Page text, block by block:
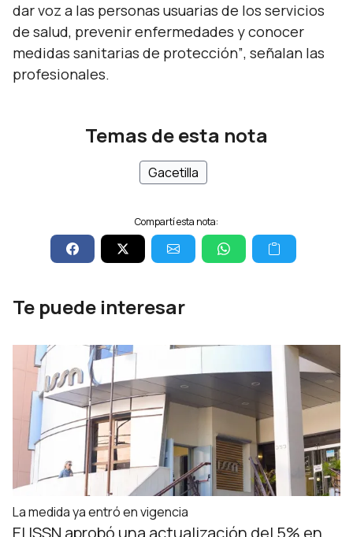
dar voz a las personas usuarias de los servicios
de salud, prevenir enfermedades y conocer
medidas sanitarias de protección”, señalan las
profesionales.
Temas de esta nota
Gacetilla
Compartí esta nota:
Te puede interesar
La medida ya entró en vigencia
El ISSN aprobó una actualización del 5% en